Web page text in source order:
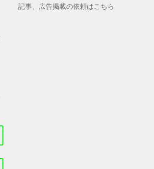
記事、広告掲載の依頼はこちら